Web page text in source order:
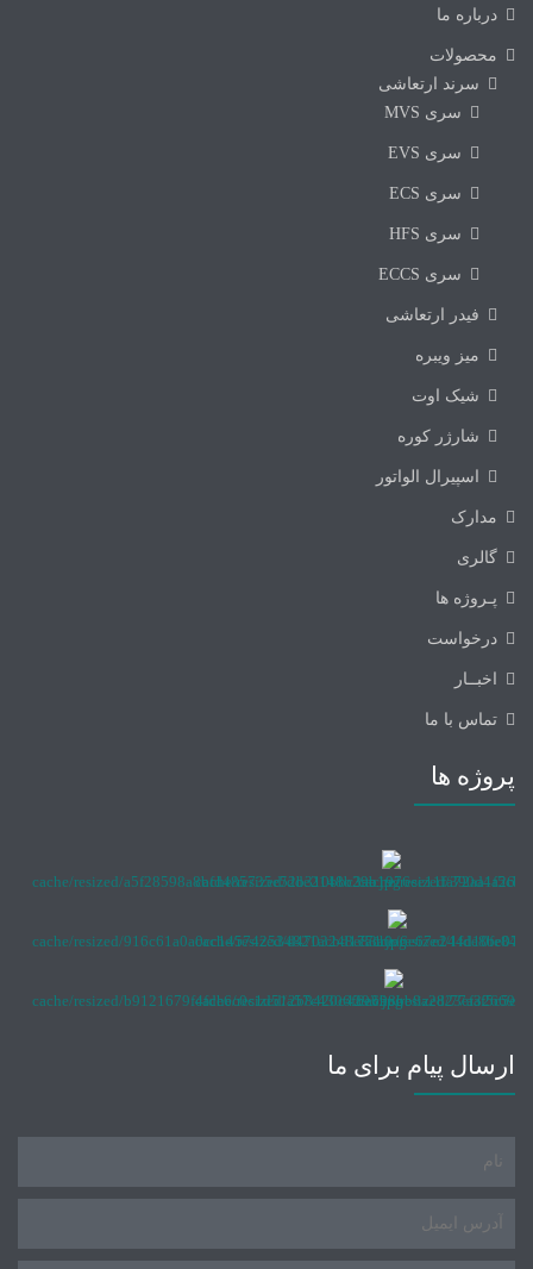
درباره ما
محصولات
سرند ارتعاشی
سری MVS
سری EVS
سری ECS
سری HFS
سری ECCS
فیدر ارتعاشی
میز ویبره
شیک اوت
شارژر کوره
اسپیرال الواتور
مدارک
گالری
پـروژه ها
درخواست
اخبــار
تماس با ما
پروژه ها
ارسال پیام برای ما